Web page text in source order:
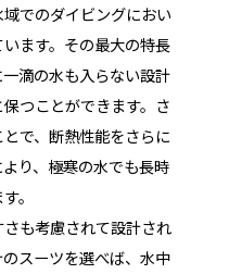
でのダイビングにおい
ます。その最大の特長
滴の水も入らない設計
つことができます。さ
で、断熱性能をさらに
り、極寒の水でも長時
。
も考慮されて設計され
スーツを選べば、水中